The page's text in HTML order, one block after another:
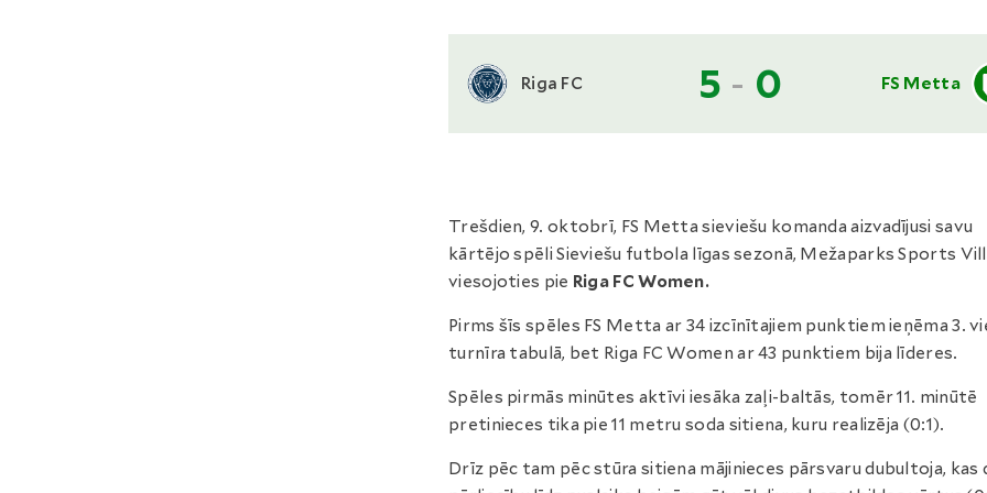
Riga FC 5 - 0 FS Metta
Trešdien, 9. oktobrī, FS Metta sieviešu komanda aizvadījusi savu
kārtējo spēli Sieviešu futbola līgas sezonā, Mežaparks Sports
viesojoties pie Riga FC Women.
Pirms šīs spēles FS Metta ar 34 izcīnītajiem punktiem ieņēma 3.
turnīra tabulā, bet Riga FC Women ar 43 punktiem bija līderes.
Spēles pirmās minūtes aktīvi iesāka zaļi-baltās, tomēr 11. minūtē
pretinieces tika pie 11 metru soda sitiena, kuru realizēja (0:1).
Drīz pēc tam pēc stūra sitiena mājinieces pārsvaru dubultoja, kas